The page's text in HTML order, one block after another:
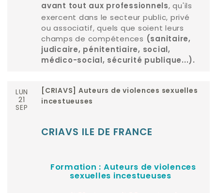
avant tout aux professionnels, qu'ils
exercent dans le secteur public, privé
ou associatif, quels que soient leurs
champs de compétences (sanitaire,
judicaire, pénitentiaire, social,
médico-social, sécurité publique...).
LUN
21
SEP
[CRIAVS] Auteurs de violences sexuelles
incestueuses
CRIAVS ILE DE FRANCE
Formation : Auteurs de violences
sexuelles incestueuses